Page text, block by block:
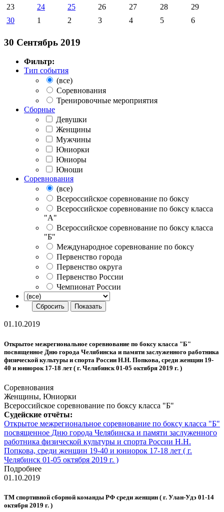
23 24 25 26 27 28
29
30
1 2 3 4 5 6
30 Сентябрь 2019
Фильтр:
Тип события
(все)
Соревнования
Тренировочные мероприятия
Сборные
Девушки
Женщины
Мужчины
Юниорки
Юниоры
Юноши
Соревнования
(все)
Всероссийское соревнование по боксу
Всероссийское соревнование по боксу класса
"А"
Всероссийское соревнование по боксу класса
"Б"
Международное соревнование по боксу
Первенство города
Первенство округа
Первенство России
Чемпионат России
01.10.2019
Открытое межрегиональное соревнование по боксу класса "Б"
посвященное Дню города Челябинска и памяти заслуженного работника
физической культуры и спорта России Н.Н. Попкова, среди женщин 19-
40 и юниорок 17-18 лет ( г. Челябинск 01-05 октября 2019 г. )
Соревнования
Женщины, Юниорки
Всероссийское соревнование по боксу класса "Б"
Судейские отчёты:
Открытое межрегиональное соревнование по боксу класса "Б"
посвященное Дню города Челябинска и памяти заслуженного
работника физической культуры и спорта России Н.Н.
Попкова, среди женщин 19-40 и юниорок 17-18 лет ( г.
Челябинск 01-05 октября 2019 г. )
Подробнее
01.10.2019
ТМ спортивной сборной команды РФ среди женщин ( г. Улан-Удэ 01-14
октября 2019 г. )